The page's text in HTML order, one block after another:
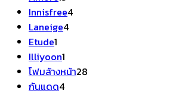
สินค้า
Innisfree44
Laneige44
Etude1
สินค้า
Illiyoon1
สินค้า
โฟมล้างหน้า28
กันแดด44